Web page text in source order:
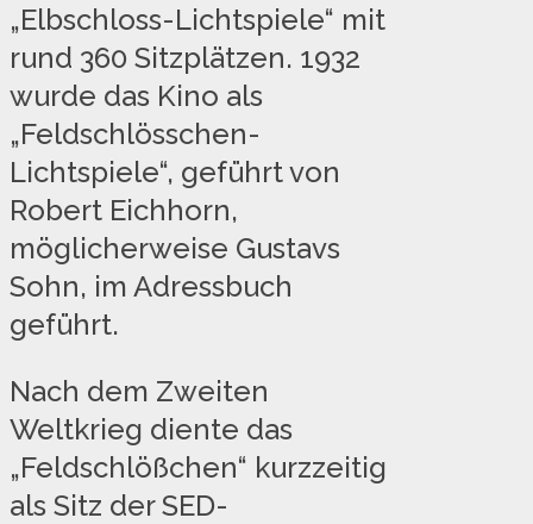
„Elbschloss-Lichtspiele“ mit
rund 360 Sitzplätzen. 1932
wurde das Kino als
„Feldschlösschen-
Lichtspiele“, geführt von
Robert Eichhorn,
möglicherweise Gustavs
Sohn, im Adressbuch
geführt.
Nach dem Zweiten
Weltkrieg diente das
„Feldschlößchen“ kurzzeitig
als Sitz der SED-